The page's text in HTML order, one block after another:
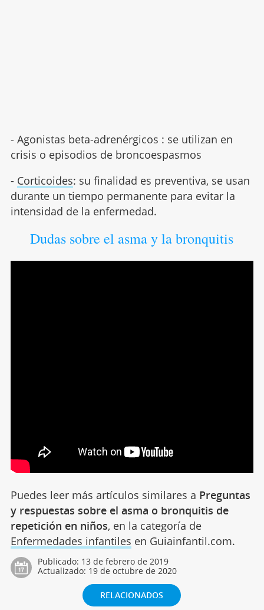
- Agonistas beta-adrenérgicos : se utilizan en
crisis o episodios de broncoespasmos
- Corticoides: su finalidad es preventiva, se usan
durante un tiempo permanente para evitar la
intensidad de la enfermedad.
Dudas sobre el asma y la bronquitis
Puedes leer más artículos similares a Preguntas
y respuestas sobre el asma o bronquitis de
repetición en niños, en la categoría de
Enfermedades infantiles en Guiainfantil.com.
Publicado: 13 de febrero de 2019
Actualizado: 19 de octubre de 2020
RELACIONADOS